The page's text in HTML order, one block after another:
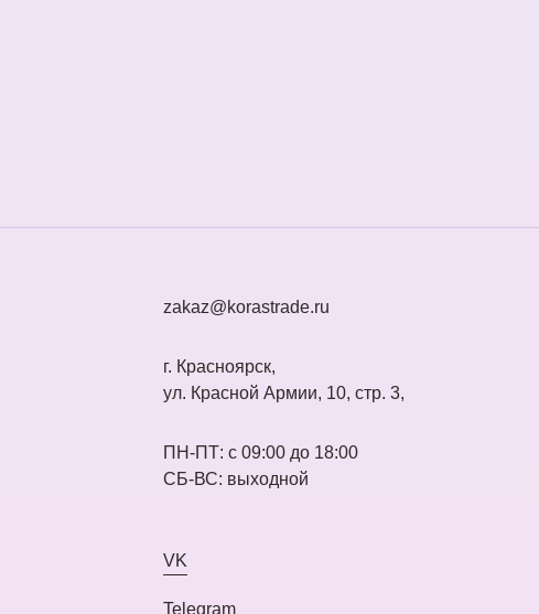
zakaz@korastrade.ru
г. Красноярск,
ул. Красной Армии, 10, стр. 3,
ПН-ПТ: с 09:00 до 18:00
СБ-ВС: выходной
VK
Telegram